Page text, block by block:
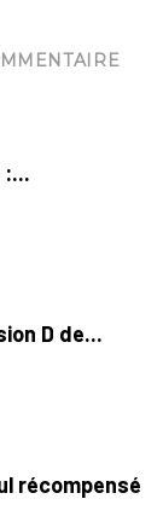
:...
D de...
récompensé